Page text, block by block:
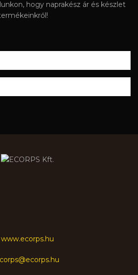
hogy naprakész ár és készlet
www.ecorps.hu